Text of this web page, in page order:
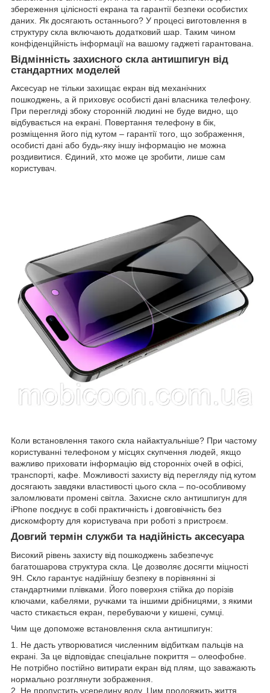
збереження цілісності екрана та гарантії безпеки особистих
даних. Як досягають останнього? У процесі виготовлення в
структуру скла включають додатковий шар. Таким чином
конфіденційність інформації на вашому гаджеті гарантована.
Відмінність захисного скла антишпигун від
стандартних моделей
Аксесуар не тільки захищає екран від механічних
пошкоджень, а й приховує особисті дані власника телефону.
При перегляді збоку сторонній людині не буде видно, що
відбувається на екрані. Повертання телефону в бік,
розміщення його під кутом – гарантії того, що зображення,
особисті дані або будь-яку іншу інформацію не можна
роздивитися. Єдиний, хто може це зробити, лише сам
користувач.
Коли встановлення такого скла найактуальніше? При частому
користуванні телефоном у місцях скупчення людей, якщо
важливо приховати інформацію від сторонніх очей в офісі,
транспорті, кафе. Можливості захисту від перегляду під кутом
досягають завдяки властивості цього скла – по-особливому
заломлювати промені світла. Захисне скло антишпигун для
iPhone поєднує в собі практичність і довговічність без
дискомфорту для користувача при роботі з пристроєм.
Довгий термін служби та надійність аксесуара
Високий рівень захисту від пошкоджень забезпечує
багатошарова структура скла. Це дозволяє досягти міцності
9Н. Скло гарантує надійнішу безпеку в порівнянні зі
стандартними плівками. Його поверхня стійка до порізів
ключами, кабелями, ручками та іншими дрібницями, з якими
часто стикається екран, перебуваючи у кишені, сумці.
Чим ще допоможе встановлення скла антишпигун:
1. Не дасть утворюватися численним відбиткам пальців на
екрані. За це відповідає спеціальне покриття – олеофобне.
Не потрібно постійно витирати екран від плям, що заважають
нормально розглянути зображення.
2. Не пропустить усередину воду. Цим продовжить життя